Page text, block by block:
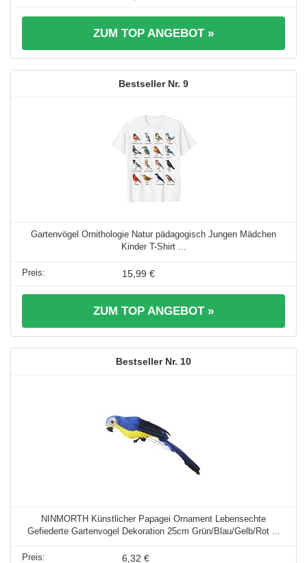
ZUM TOP ANGEBOT »
9
Gartenvögel Ornithologie Natur pädagogisch Jungen Mädchen
Kinder T-Shirt ...
15,99 €
ZUM TOP ANGEBOT »
10
NINMORTH Künstlicher Papagei Ornament Lebensechte
Gefiederte Gartenvogel Dekoration 25cm Grün/Blau/Gelb/Rot ...
6,32 €